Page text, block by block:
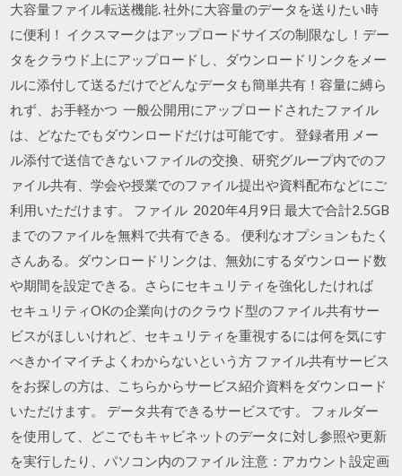
大容量ファイル転送機能. 社外に大容量のデータを送りたい時
に便利！ イクスマークはアップロードサイズの制限なし！デー
タをクラウド上にアップロードし、ダウンロードリンクをメー
ルに添付して送るだけでどんなデータも簡単共有！容量に縛ら
れず、お手軽かつ 一般公開用にアップロードされたファイル
は、どなたでもダウンロードだけは可能です。 登録者用 メー
ル添付で送信できないファイルの交換、研究グループ内でのフ
ァイル共有、学会や授業でのファイル提出や資料配布などにご
利用いただけます。 ファイル 2020年4月9日 最大で合計2.5GB
までのファイルを無料で共有できる。 便利なオプションもたく
さんある。ダウンロードリンクは、無効にするダウンロード数
や期間を設定できる。さらにセキュリティを強化したければ
セキュリティOKの企業向けのクラウド型のファイル共有サー
ビスがほしいけれど、セキュリティを重視するには何を気にす
べきかイマイチよくわからないという方 ファイル共有サービス
をお探しの方は、こちらからサービス紹介資料をダウンロード
いただけます。 データ共有できるサービスです。 フォルダー
を使用して、どこでもキャビネットのデータに対し参照や更新
を実行したり、パソコン内のファイル 注意：アカウント設定画